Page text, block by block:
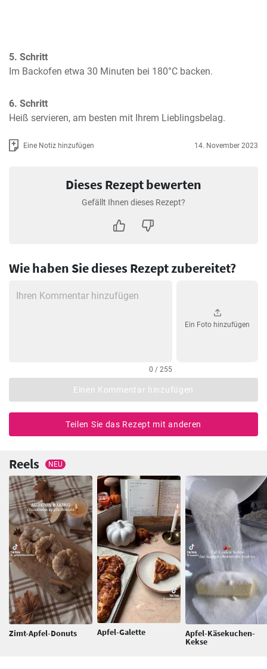
5. Schritt
Im Backofen etwa 30 Minuten bei 180°C backen.
6. Schritt
Heiß servieren, am besten mit Ihrem Lieblingsbelag.
Eine Notiz hinzufügen 14. November 2023
Dieses Rezept bewerten
Gefällt Ihnen dieses Rezept?
Wie haben Sie dieses Rezept zubereitet?
0 / 255
Ein Foto hinzufügen
Einen Kommentar hinzufügen
Teilen Sie das Rezept mit anderen
Reels NEU
Zimt-Apfel-Donuts Apfel-Galette Apfel-Käsekuchen-
Kekse